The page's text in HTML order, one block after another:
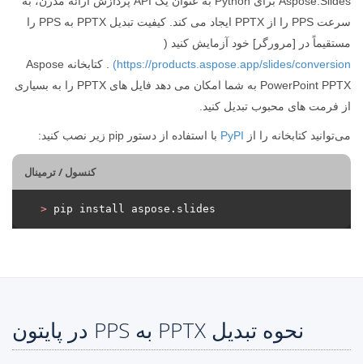
سرعت PPS را از PPTX ایجاد می کند. کیفیت تبدیل PPTX به PPS را
مستقیماً در [مرورگر] خود آزمایش کنید (
https://products.aspose.app/slides/conversion)
. کتابخانه Aspose
PowerPoint PPTX به شما امکان می دهد فایل های PPTX را به بسیاری
از فرمت های محبوب تبدیل کنید.
می‌توانید کتابخانه را از PyPI با استفاده از دستور pip زیر نصب کنید:
کنسول / ترمینال
> pip install aspose.slides
نحوه تبدیل PPTX به PPS در پایتون